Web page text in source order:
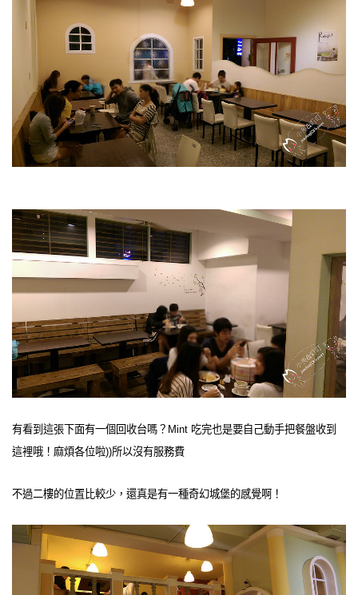
有看到這張下面有一個回收台嗎？Mint 吃完也是要自己動手把餐盤收到
這裡哦！麻煩各位啦))所以沒有服務費
不過二樓的位置比較少，還真是有一種奇幻城堡的感覺啊！